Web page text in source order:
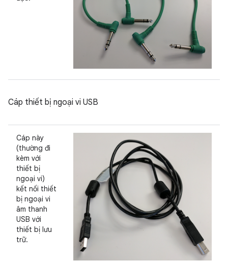
Cáp thiết bị ngoại vi USB
Cáp này
(thường đi
kèm với
thiết bị
ngoại vi)
kết nối thiết
bị ngoại vi
âm thanh
USB với
thiết bị lưu
trữ.